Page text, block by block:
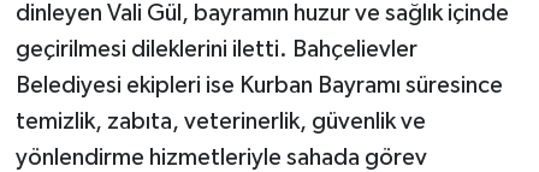
dinleyen Vali Gül, bayramın huzur ve sağlık içinde
geçirilmesi dileklerini iletti. Bahçelievler
Belediyesi ekipleri ise Kurban Bayramı süresince
temizlik, zabıta, veterinerlik, güvenlik ve
yönlendirme hizmetleriyle sahada görev